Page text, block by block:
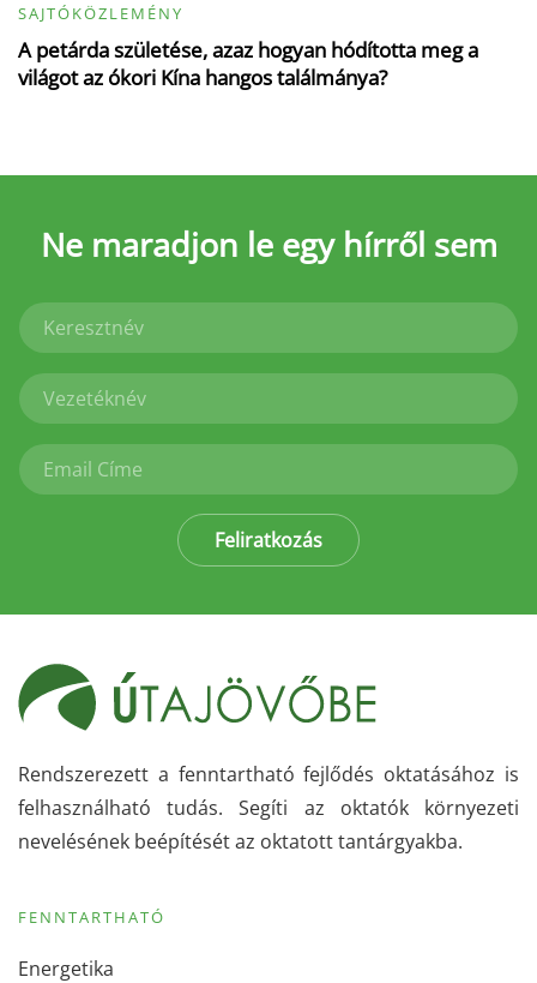
SAJTÓKÖZLEMÉNY
A petárda születése, azaz hogyan hódította meg a
világot az ókori Kína hangos találmánya?
Ne maradjon le egy hírről sem
Feliratkozás
Rendszerezett a fenntartható fejlődés oktatásához is
felhasználható tudás. Segíti az oktatók környezeti
nevelésének beépítését az oktatott tantárgyakba.
FENNTARTHATÓ
Energetika